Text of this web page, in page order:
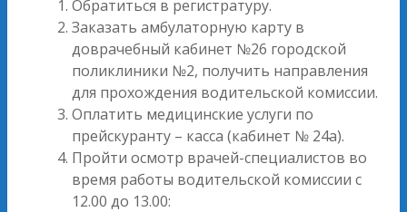
Обратиться в регистратуру.
Заказать амбулаторную карту в
доврачебный кабинет №26 городской
поликлиники №2, получить направления
для прохождения водительской комиссии.
Оплатить медицинские услуги по
прейскуранту – касса (кабинет № 24а).
Пройти осмотр врачей-специалистов во
время работы водительской комиссии с
12.00 до 13.00: